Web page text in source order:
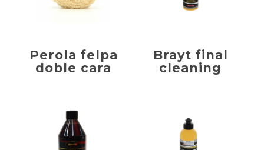
Perola felpa
doble cara
Brayt final
cleaning